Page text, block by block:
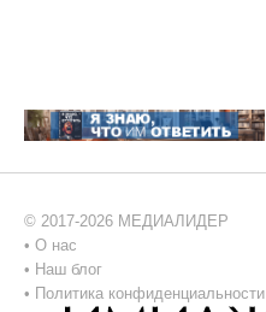
© 2017-2026 МЕДИАЛИДЕР
• О нас
• Наш блог
• Политика конфиденциальности